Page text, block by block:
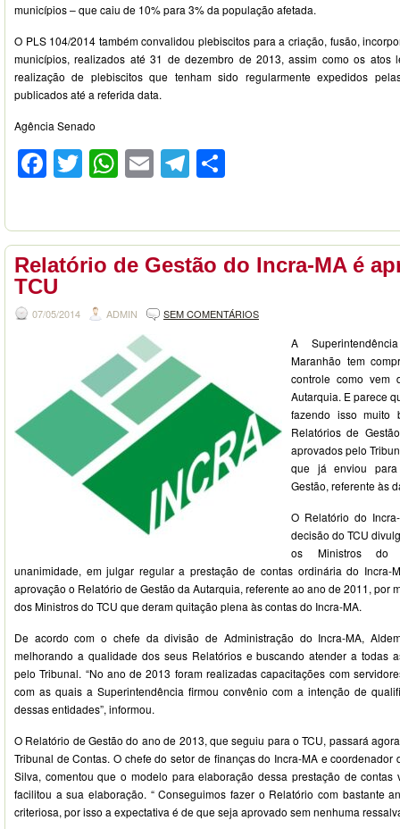
municípios – que caiu de 10% para 3% da população afetada.
O PLS 104/2014 também convalidou plebiscitos para a criação, fusão,
municípios, realizados até 31 de dezembro de 2013, assim como os atos
realização de plebiscitos que tenham sido regularmente expedidos
publicados até a referida data.
Agência Senado
Facebook
Twitter
WhatsApp
EmailTelegram
Relatório de Gestão do Incra-MA é
TCU
07/05/2014 ADMIN SEM COMENTÁRIOS
A
Maranhão tem
controle como vem
Autarquia. E parece
fazendo isso muito
Relatórios de
aprovados pelo
que já enviou
Gestão, referente às
O Relatório do
decisão do TCU
os Ministros do
unanimidade, em julgar regular a prestação de contas ordinária do Incra-
aprovação o Relatório de Gestão da Autarquia, referente ao ano de 2011, por
dos Ministros do TCU que deram quitação plena às contas do Incra-MA.
De acordo com o chefe da divisão de Administração do Incra-MA,
melhorando a qualidade dos seus Relatórios e buscando atender a todas
pelo Tribunal. “No ano de 2013 foram realizadas capacitações com
com as quais a Superintendência firmou convênio com a intenção de
dessas entidades”, informou.
O Relatório de Gestão do ano de 2013, que seguiu para o TCU, passará
Tribunal de Contas. O chefe do setor de finanças do Incra-MA e
Silva, comentou que o modelo para elaboração dessa prestação de
facilitou a sua elaboração. “ Conseguimos fazer o Relatório com bastante
criteriosa, por isso a expectativa é de que seja aprovado sem nenhuma